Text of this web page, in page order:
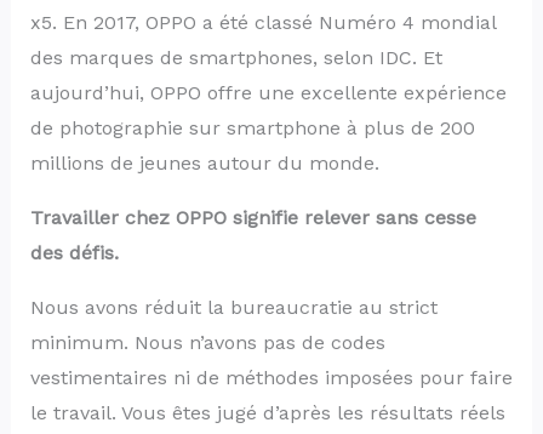
x5. En 2017, OPPO a été classé Numéro 4 mondial
des marques de smartphones, selon IDC. Et
aujourd’hui, OPPO offre une excellente expérience
de photographie sur smartphone à plus de 200
millions de jeunes autour du monde.
Travailler chez OPPO signifie relever sans cesse
des défis.
Nous avons réduit la bureaucratie au strict
minimum. Nous n’avons pas de codes
vestimentaires ni de méthodes imposées pour faire
le travail. Vous êtes jugé d’après les résultats réels